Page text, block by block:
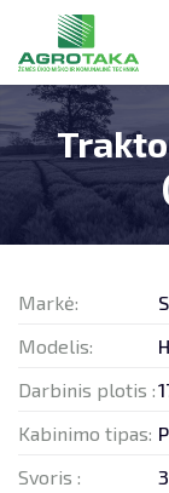
Markė:
Modelis:
Darbinis plotis :
Kabinimo tipas:
Svoris :